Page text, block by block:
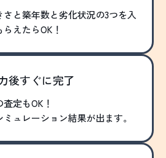
さと築年数と劣化状況の3つを入
えたらOK！
後すぐに完了
定もOK！
ュレーション結果が出ます。